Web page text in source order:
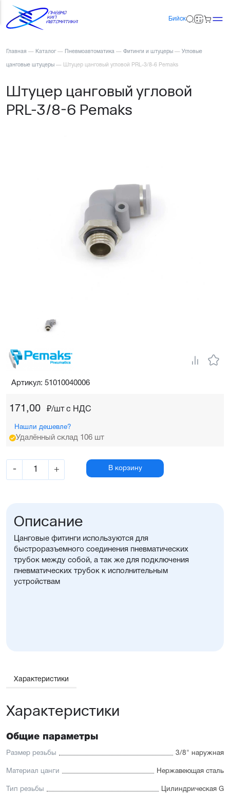
Бийск
Главная — Каталог — Пневмоавтоматика — Фитинги и штуцеры — Угловые
цанговые штуцеры — Штуцер цанговый угловой PRL-3/8-6 Pemaks
Штуцер цанговый угловой
PRL-3/8-6 Pemaks
171,00 ₽/шт c НДС
Нашли дешевле?
Удалённый склад 106 шт
- + В корзину
Артикул: 51010040006
Описание
Цанговые фитинги используются для
быстроразъемного соединения пневматических
трубок между собой, а так же для подключения
пневматических трубок к исполнительным
устройствам
Характеристики
Характеристики
Общие параметры
Размер резьбы 3/8" наружная
Материал цанги Нержавеющая сталь
Тип резьбы Цилиндрическая G